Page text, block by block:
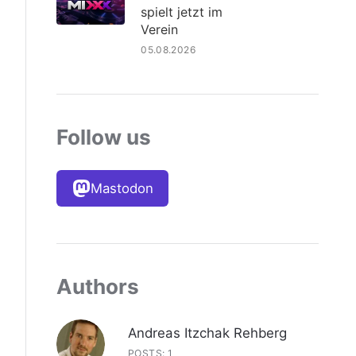
spielt jetzt im
Verein
05.08.2026
Follow us
Mastodon
Authors
Andreas Itzchak Rehberg
POSTS: 1